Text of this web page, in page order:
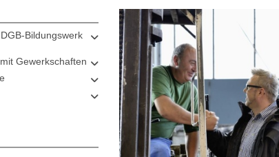
Bildungswerk
Gewerkschaften